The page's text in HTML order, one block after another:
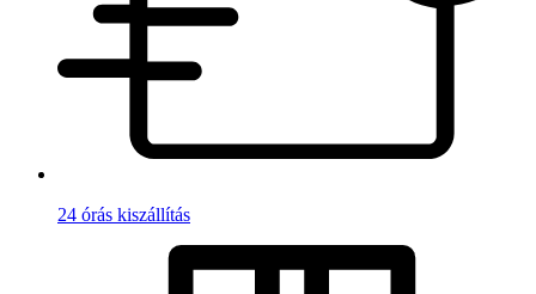
24 órás kiszállítás